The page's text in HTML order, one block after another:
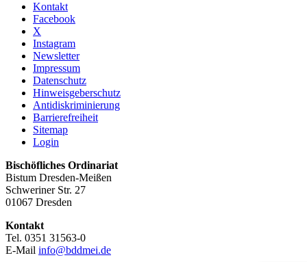
Kontakt
Facebook
X
Instagram
Newsletter
Impressum
Datenschutz
Hinweisgeberschutz
Antidiskriminierung
Barrierefreiheit
Sitemap
Login
Bischöfliches Ordinariat
Bistum Dresden-Meißen
Schweriner Str. 27
01067 Dresden
Kontakt
Tel. 0351 31563-0
E-Mail info@bddmei.de